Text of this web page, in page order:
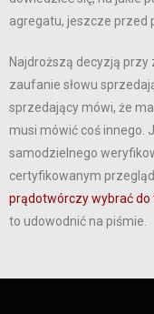
agregatu, jeszcze przed
Najdroższą decyzją
zaufanie słowu
sprzedający mówi, że
musi mówić coś innego.
samodzielnego
certyfikowanym
prądotwórczy wybrać do
to udowodnić na piśmie.